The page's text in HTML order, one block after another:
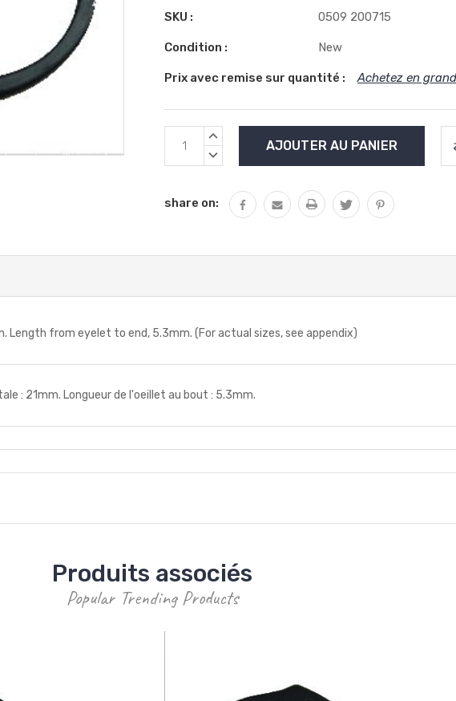
SKU : 0509 200715
Condition : New
Prix avec remise sur quantité : Achetez en
actuel
:
AUGMENTER
QUANTITÉ
DIMINUER
:
share on:
Length from eyelet to end, 5.3mm. (For actual sizes, see appendix)
: 21mm. Longueur de l'oeillet au bout : 5.3mm.
Produits associés
Popular Trending Products